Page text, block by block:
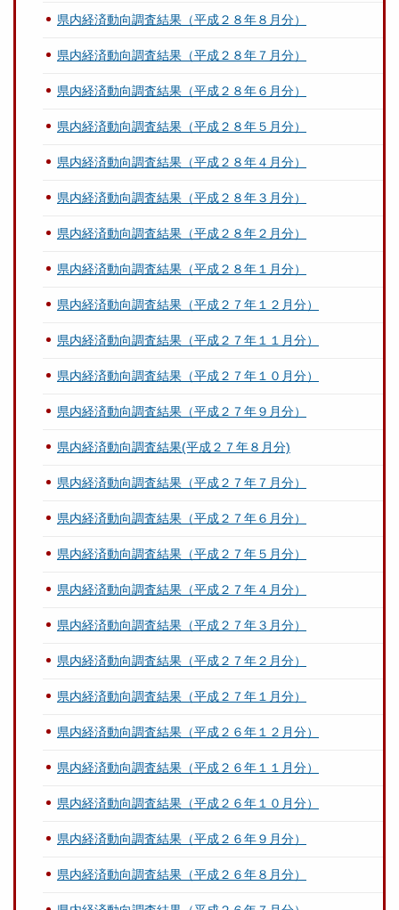
県内経済動向調査結果（平成２８年８月分）
県内経済動向調査結果（平成２８年７月分）
県内経済動向調査結果（平成２８年６月分）
県内経済動向調査結果（平成２８年５月分）
県内経済動向調査結果（平成２８年４月分）
県内経済動向調査結果（平成２８年３月分）
県内経済動向調査結果（平成２８年２月分）
県内経済動向調査結果（平成２８年１月分）
県内経済動向調査結果（平成２７年１２月分）
県内経済動向調査結果（平成２７年１１月分）
県内経済動向調査結果（平成２７年１０月分）
県内経済動向調査結果（平成２７年９月分）
県内経済動向調査結果(平成２７年８月分)
県内経済動向調査結果（平成２７年７月分）
県内経済動向調査結果（平成２７年６月分）
県内経済動向調査結果（平成２７年５月分）
県内経済動向調査結果（平成２７年４月分）
県内経済動向調査結果（平成２７年３月分）
県内経済動向調査結果（平成２７年２月分）
県内経済動向調査結果（平成２７年１月分）
県内経済動向調査結果（平成２６年１２月分）
県内経済動向調査結果（平成２６年１１月分）
県内経済動向調査結果（平成２６年１０月分）
県内経済動向調査結果（平成２６年９月分）
県内経済動向調査結果（平成２６年８月分）